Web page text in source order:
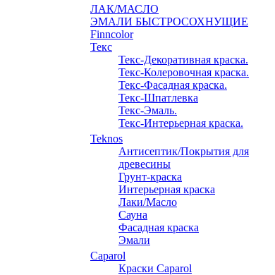
ЛАК/МАСЛО
ЭМАЛИ БЫСТРОСОХНУЩИЕ
Finncolor
Текс
Текс-Декоративная краска.
Текс-Колеровочная краска.
Текс-Фасадная краска.
Текс-Шпатлевка
Текс-Эмаль.
Текс-Интерьерная краска.
Teknos
Антисептик/Покрытия для
древесины
Грунт-краска
Интерьерная краска
Лаки/Масло
Сауна
Фасадная краска
Эмали
Caparol
Краски Caparol